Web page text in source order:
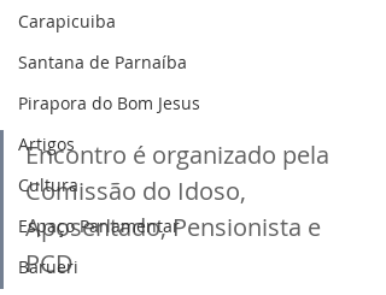
Carapicuiba
Santana de Parnaíba
Pirapora do Bom Jesus
Artigos
Cultura
Espaço Parlamentar
Barueri
Encontro é organizado pela
Comissão do Idoso,
Aposentado, Pensionista e
PCD